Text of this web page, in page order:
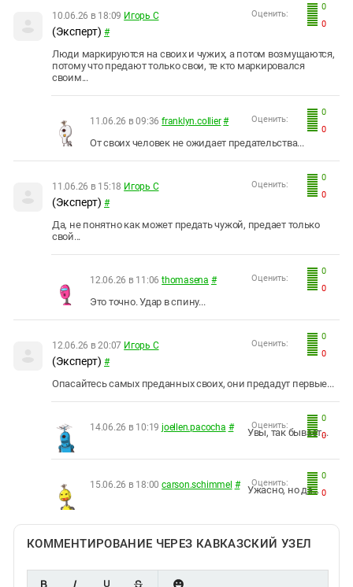
0
0
Оценить:
10.06.26 в 18:09 Игорь С
(Эксперт) #
Люди маркируются на своих и чужих, а потом возмущаются,
потому что предают только свои, те кто маркировался
своим...
0
0
Оценить:
11.06.26 в 09:36 franklyn.collier #
От своих человек не ожидает предательства...
0
0
Оценить:
11.06.26 в 15:18 Игорь С
(Эксперт) #
Да, не понятно как может предать чужой, предает только
свой...
0
0
Оценить:
12.06.26 в 11:06 thomasena #
Это точно. Удар в спину...
0
0
Оценить:
12.06.26 в 20:07 Игорь С
(Эксперт) #
Опасайтесь самых преданных своих, они предадут первые...
0
0
Оценить:
14.06.26 в 10:19 joellen.pacocha # Увы, так бывает...
0
0
Оценить:
15.06.26 в 18:00 carson.schimmel # Ужасно, но да...
КОММЕНТИРОВАНИЕ ЧЕРЕЗ КАВКАЗСКИЙ УЗЕЛ